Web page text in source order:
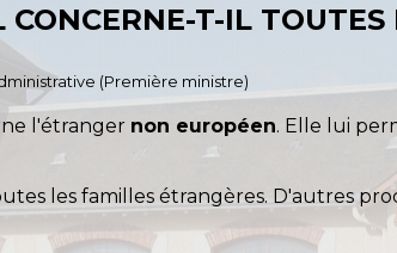
T-IL TOUTES
(Première ministre)
l'étranger non européen. Elle lui
les familles étrangères. D'autres